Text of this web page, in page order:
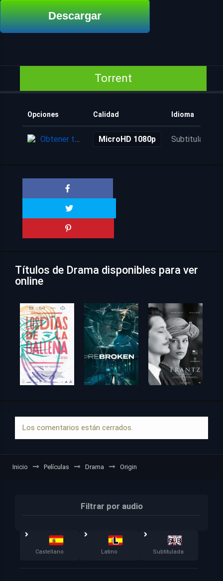
Descargar
Torrent
Opciones Calidad Idioma
Obtener torrent MicroHD 1080p Subtitulada
Títulos de Drama disponibles para ver
online
Los comentarios están cerrados.
Inicio Películas Drama Origin
Filtrar por audio
Castellano Latino Subtitulada